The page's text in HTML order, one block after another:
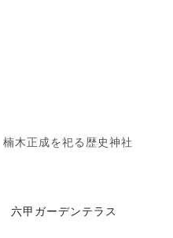
楠木正成を祀る歴史神社
六甲ガーデンテラス